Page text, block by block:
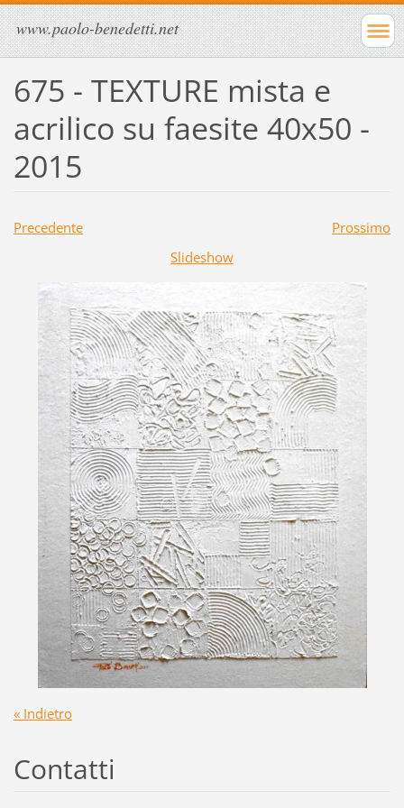
www.paolo-benedetti.net
675 - TEXTURE mista e
acrilico su faesite 40x50 -
2015
Precedente
Prossimo
Slideshow
« Indietro
Contatti